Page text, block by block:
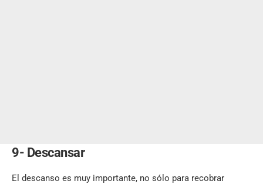
9- Descansar
El descanso es muy importante, no sólo para recobrar